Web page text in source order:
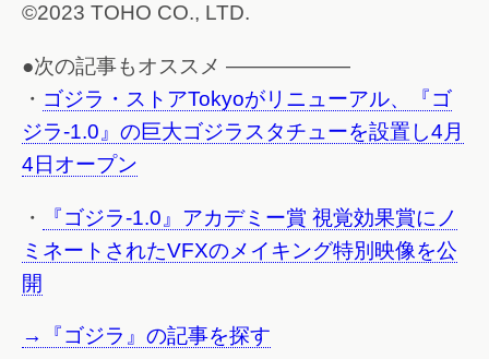
©2023 TOHO CO., LTD.
●次の記事もオススメ ——————
・ ゴジラ・ストアTokyoがリニューアル、『ゴ
ジラ-1.0』の巨大ゴジラスタチューを設置し4月
4日オープン
・
『ゴジラ-1.0』アカデミー賞 視覚効果賞にノ
ミネートされたVFXのメイキング特別映像を公
開
→『ゴジラ』の記事を探す